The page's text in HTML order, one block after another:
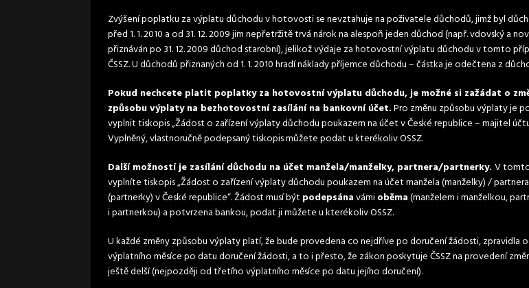
Zvýšení poplatku za výplatu důchodu v hotovosti se nevztahuje na poživatele důchodů, jimž byl
před 1. 1. 2010 a od 31. 12. 2009 jim nepřetržitě trvá nárok na alespoň jeden důchod (např. vdovský a
přiznáván po 31. 12. 2009 důchod starobní), jelikož výdaje za hotovostní výplatu důchodu v tomto
ČSSZ. U důchodů přiznaných od 1. 1. 2010 hradí náklady příjemce důchodu – částka je odečtena z
Pokud nechcete platit poplatky za hotovostní výplatu důchodu, je možné si zažádat o
způsobu výplaty na bezhotovostní zasílání na bankovní účet.Pro změnu způsobu výplaty je
vyplnit tiskopis „Žádost o zařízení výplaty důchodu poukazem na účet v České republice – majitel
Vyplněný, vlastnoručně podepsaný tiskopis můžete podat u kterékoliv OSSZ.
Další možností je zasílání důchodu na účet manžela/manželky, partnera/partnerky. V
vyplníte tiskopis „Žádost o zařízení výplaty důchodu poukazem na účet manžela (manželky) / partnera
(partnerky) v České republice“. Žádost musí být podepsánavámioběma(manželem i manželkou,
i partnerkou) a potvrzena bankou, podat ji můžete u kterékoliv OSSZ.
U každé změny způsobu výplaty platí, že bude provedena co nejdříve po doručení žádosti, zpravidla
výplatního měsíce po datu doručení žádosti, a to i přesto, že zákon poskytuje ČSSZ na provedení
ještě delší (nejpozději od třetího výplatního měsíce po datu jejího doručení).